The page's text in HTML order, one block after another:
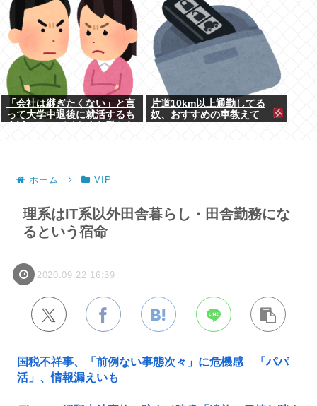
「会社は継ぎたくない」と言
って大学中退後に就活するも
片道10km以上通勤してる
奴、おすすめの車教えて
ホーム VIP
理系はIT系以外田舎暮らし・田舎勤務にな
るという宿命
2020.09.22 16:39
国税不祥事、「前例ない事態次々」に危機感 「パパ
活」、情報漏えいも